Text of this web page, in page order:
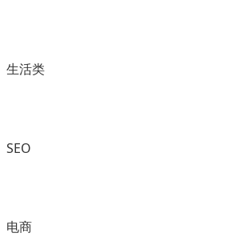
生活类
SEO
电商